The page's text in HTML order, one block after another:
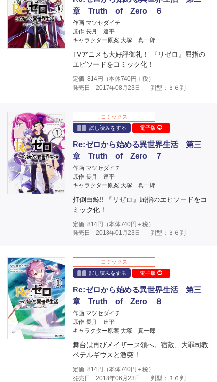
章 Truth of Zero ６
作画 マツセダイチ
原作 長月 達平
キャラクター原案 大塚 真一郎
TVアニメも大好評御礼！ 『リゼロ』屈指の
エピソードをコミック化！!
定価 814円（本体740円＋税）
発売日：2017年08月23日
判型：Ｂ６判
コミックス
試し読みをする
電子版
Re:ゼロから始める異世界生活 第三
章 Truth of Zero ７
作画 マツセダイチ
原作 長月 達平
キャラクター原案 大塚 真一郎
打倒白鯨!! 『リゼロ』屈指のエピソードをコ
ミック化！
定価 814円（本体740円＋税）
発売日：2018年01月23日
判型：Ｂ６判
コミックス
試し読みをする
電子版
Re:ゼロから始める異世界生活 第三
章 Truth of Zero ８
作画 マツセダイチ
原作 長月 達平
キャラクター原案 大塚 真一郎
舞台は再びメイザース領へ。宿敵、大罪司教
ペテルギウスと激突！
定価 814円（本体740円＋税）
発売日：2018年06月23日
判型：Ｂ６判